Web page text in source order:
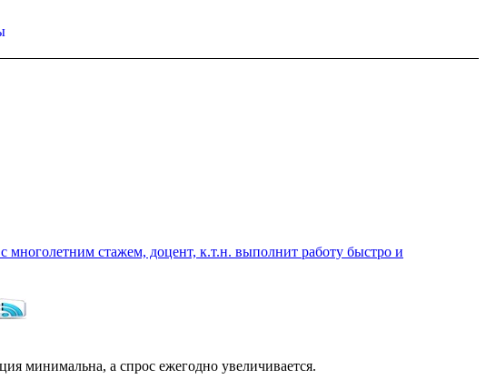
стажем, доцент, к.т.н. выполнит работу быстро и
минимальна, а спрос ежегодно увеличивается.